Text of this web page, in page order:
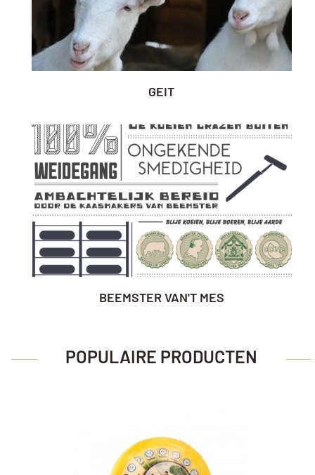
GEIT
BEEMSTER VAN'T MES
POPULAIRE PRODUCTEN